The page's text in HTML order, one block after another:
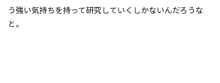
う強い気持ちを持って研究していくしかないんだろうな
と。